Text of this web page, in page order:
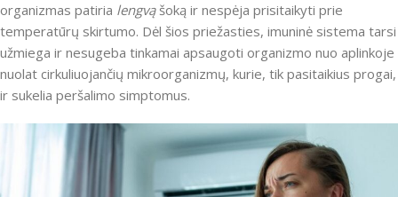
organizmas patiria lengvąšoką ir nespėja prisitaikyti prie
temperatūrų skirtumo. Dėl šios priežasties, imuninė sistema tarsi
užmiega ir nesugeba tinkamai apsaugoti organizmo nuo aplinkoje
nuolat cirkuliuojančių mikroorganizmų, kurie, tik pasitaikius progai,
ir sukelia peršalimo simptomus.